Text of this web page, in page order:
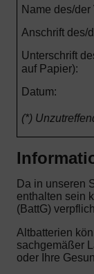
Name des/der
Anschrift des/
Unterschrift
auf Papier):
Datum:
(*)
Da in unseren
enthalten sein
(BattG)
Altbatterien
sachgemäßer
oder Ihre